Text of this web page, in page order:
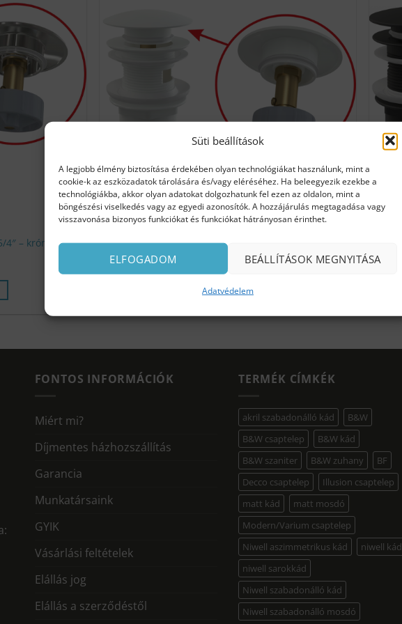
Süti beállítások
A legjobb élmény biztosítása érdekében olyan technológiákat használunk, mint a
cookie-k az eszközadatok tárolására és/vagy eléréséhez. Ha beleegyezik ezekbe a
technológiákba, akkor olyan adatokat dolgozhatunk fel ezen az oldalon, mint a
böngészési viselkedés vagy az egyedi azonosítók. A hozzájárulás megtagadása vagy
visszavonása bizonyos funkciókat és funkciókat hátrányosan érinthet.
ELFOGADOM BEÁLLÍTÁSOK MEGNYITÁSA
Adatvédelem
– króm
Click/clack mosdó leeresztő 5/4″ – fehér
Készleten
Ft
KOSÁRBA TESZEM
FONTOS INFORMÁCIÓK
Miért mi?
Díjmentes házhozszállítás
Garancia
Munkatársaink
GYIK
Vásárlási feltételek
Elállás jog
Elállás a szerződéstől
TERMÉK CÍMKÉK
akril szabadonálló kád
B&W
B&W csaptelep
B&W kád
B&W szaniter
B&W zuhany
BF
Decco csaptelep
Illusion csaptelep
matt kád
matt mosdó
Modern/Varium csaptelep
Niwell aszimmetrikus kád
niwell kád
niwell sarokkád
Niwell szabadonálló kád
Niwell szabadonálló mosdó